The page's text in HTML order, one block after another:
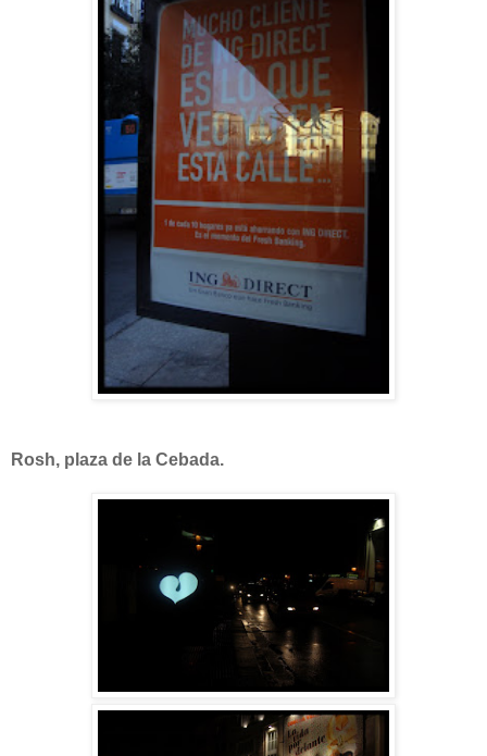
Rosh, plaza de la Cebada.